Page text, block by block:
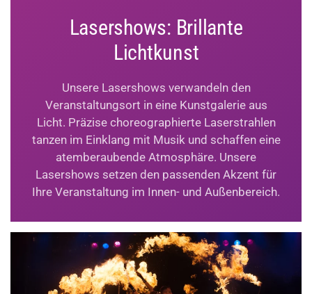
Lasershows: Brillante
Lichtkunst
Unsere Lasershows verwandeln den
Veranstaltungsort in eine Kunstgalerie aus
Licht. Präzise choreographierte Laserstrahlen
tanzen im Einklang mit Musik und schaffen eine
atemberaubende Atmosphäre. Unsere
Lasershows setzen den passenden Akzent für
Ihre Veranstaltung im Innen- und Außenbereich.